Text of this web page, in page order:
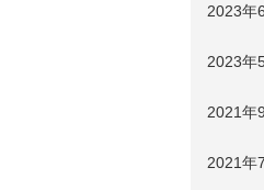
2023年
2023年
2021年
2021年